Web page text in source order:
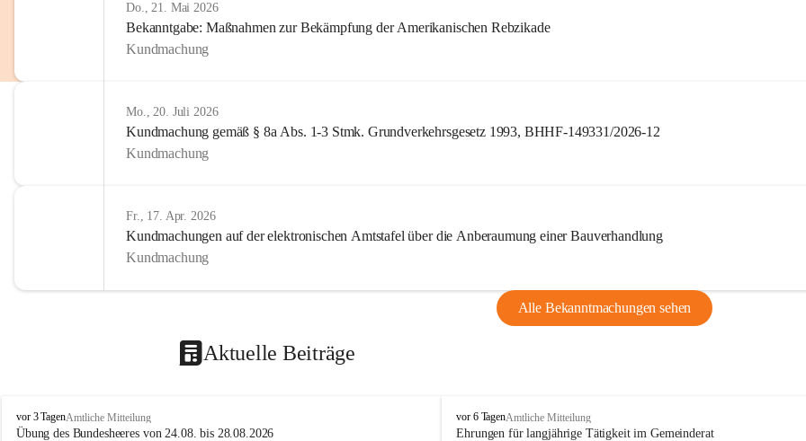
Do., 21. Mai 2026
Bekanntgabe: Maßnahmen zur Bekämpfung der Amerikanischen Rebzikade
Kundmachung
Mo., 20. Juli 2026
Kundmachung gemäß § 8a Abs. 1-3 Stmk. Grundverkehrsgesetz 1993, BHHF-149331/2026-12
Kundmachung
Fr., 17. Apr. 2026
Kundmachungen auf der elektronischen Amtstafel über die Anberaumung einer Bauverhandlung
Kundmachung
Alle Bekanntmachungen sehen
Aktuelle Beiträge
B
u
vor 3 TagenAmtliche Mitteilung
Übung des Bundesheeres von 24.08. bis 28.08.2026
B
u
vor 6 TagenAmtliche Mitteilung
Ehrungen für langjährige Tätigkeit im Gemeinderat